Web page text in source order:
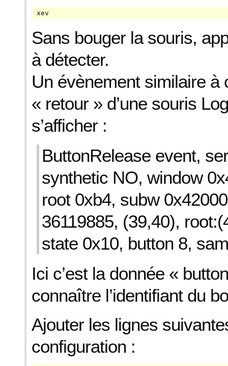
xev
Sans bouger la souris,
à détecter.
Un évènement similaire à
« retour » d’une souris
s’afficher :
ButtonRelease event,
synthetic NO, window
root 0xb4, subw
36119885, (39,40),
state 0x10, button 8,
Ici c’est la donnée «
connaître l’identifiant du
Ajouter les lignes
configuration :